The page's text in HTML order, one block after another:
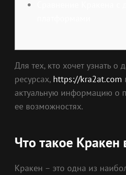
Для тех, кто хочет узнать о
ресурсах, https://kra2at.com
актуальную информацию о
ее возможностях.
Что такое Кракен
Кракен – это одна из